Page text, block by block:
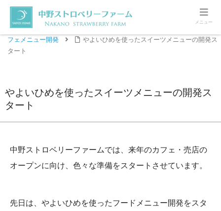
ホーム 観光いちご園・カフェ・売店オープン準備
フェメニュー開発
やよいひめを使ったスイーツメニューの開発ス
タート
やよいひめを使ったスイーツメニューの開発ス
タート
中野ストロベリーファームでは、来年のカフェ・売店の
オープンに向け、色々な準備をスタートさせています。
先日は、やよいひめを使ったフードメニュー開発をスタ
メニュー